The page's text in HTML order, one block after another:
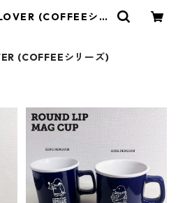
(COFFEEシリ
(COFFEEシリーズ)